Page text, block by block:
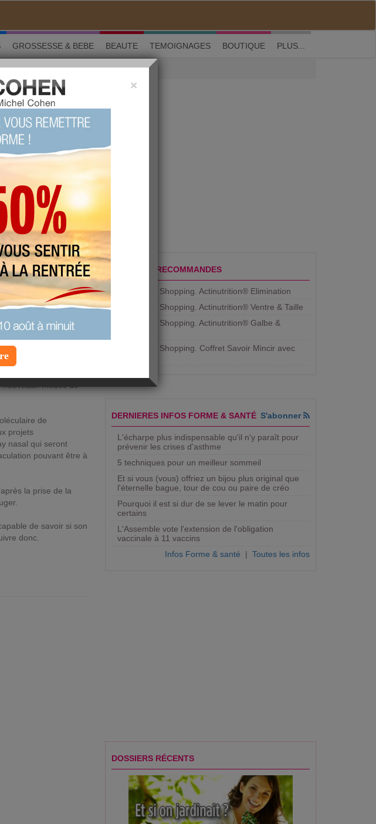
M'inscrire| Me connecter| ? Visite guidée
GROSSESSE & BEBE BEAUTE TEMOIGNAGES BOUTIQUE PLUS...
?
une
?
Les moyens de
pour la femme.
qu'une seule
se protéger des
le préservatif.
à 7:42 |Info Forme
national de
nouveaux modes de
de
projets
nasal qui seront
pouvant être à
la prise de la
de savoir si son
donc.
PRODUITS RECOMMANDES
Aujourdhui Shopping. Actinutrition® Elimination
Aujourdhui Shopping. Actinutrition® Ventre & Taille
Aujourdhui Shopping. Actinutrition® Galbe &
Aujourdhui Shopping. ​Coffret Savoir Mincir avec
DERNIERES INFOS FORME & SANTÉ S'abonner
L'écharpe plus indispensable qu'il n'y paraît pour
prévenir les crises d'asthme
5 techniques pour un meilleur sommeil
Et si vous (vous) offriez un bijou plus original que
l'éternelle bague, tour de cou ou paire de créo
Pourquoi il est si dur de se lever le matin pour
certains
L'Assemble vote l'extension de l'obligation
vaccinale à 11 vaccins
Infos Forme & santé | Toutes les infos
DOSSIERS RÉCENTS
×